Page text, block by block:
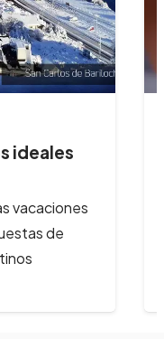
evitar
una práctica
y a las